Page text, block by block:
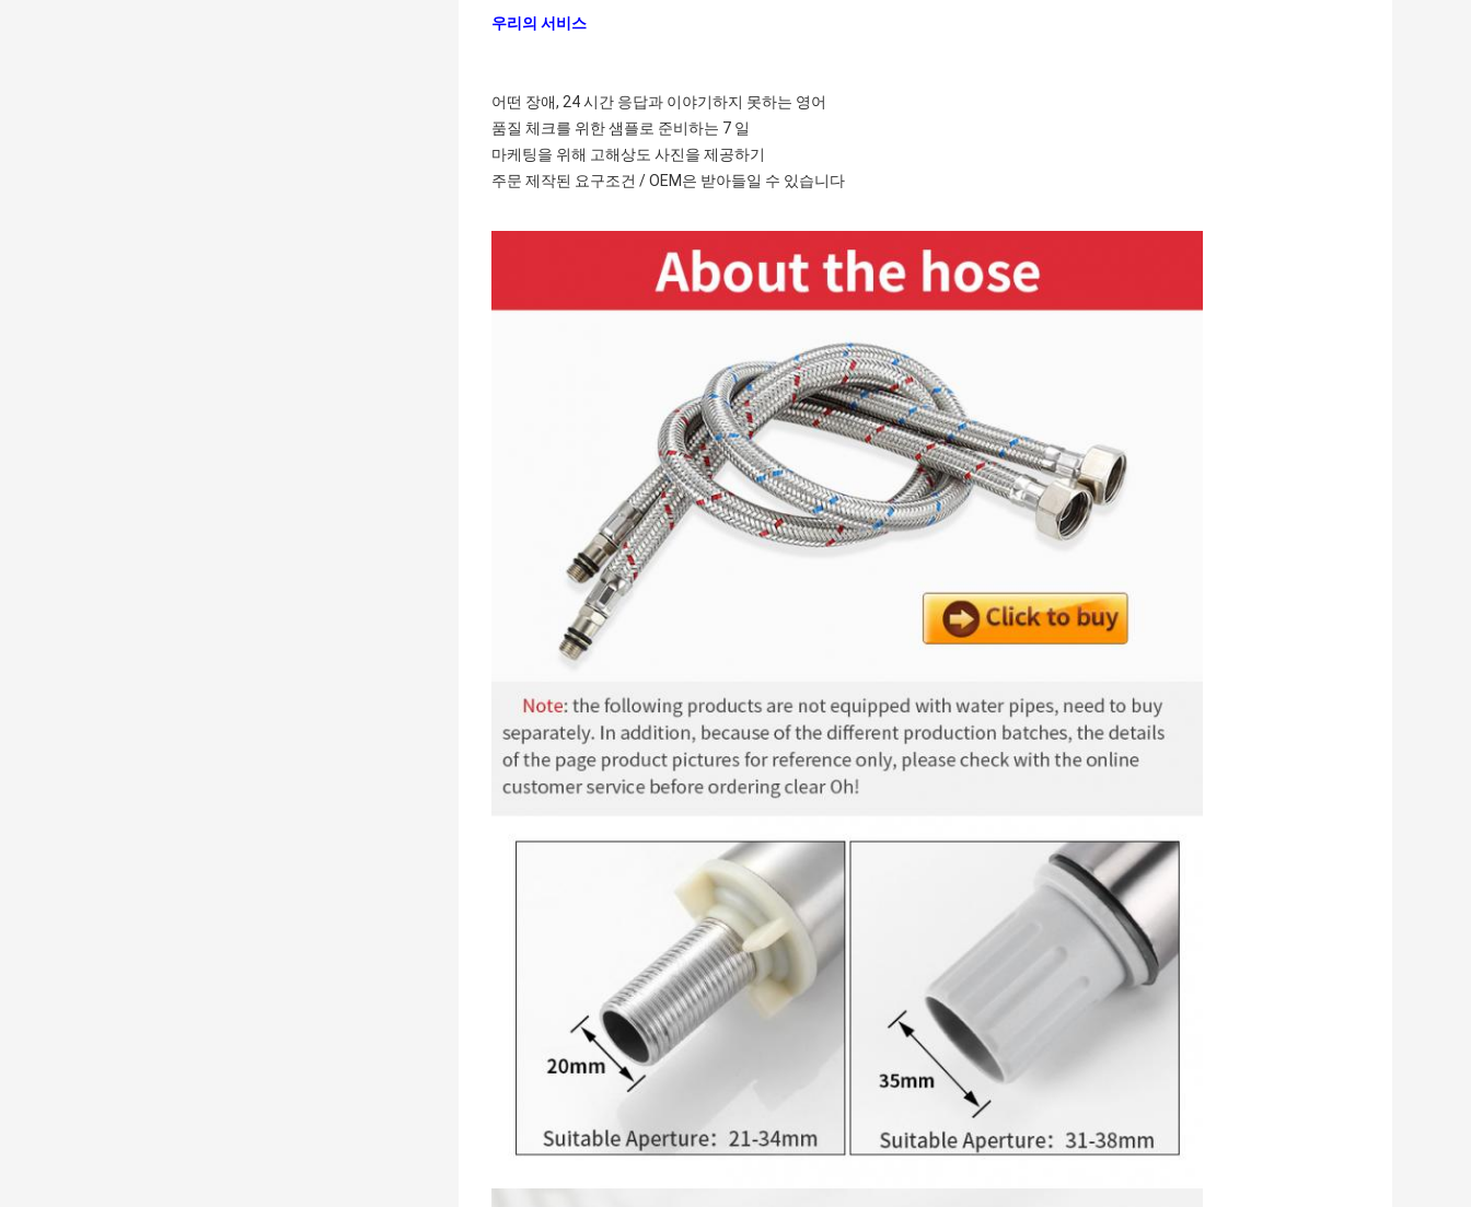
우리의 서비스
어떤 장애, 24 시간 응답과 이야기하지 못하는 영어
품질 체크를 위한 샘플로 준비하는 7 일
마케팅을 위해 고해상도 사진을 제공하기
주문 제작된 요구조건 / OEM은 받아들일 수 있습니다